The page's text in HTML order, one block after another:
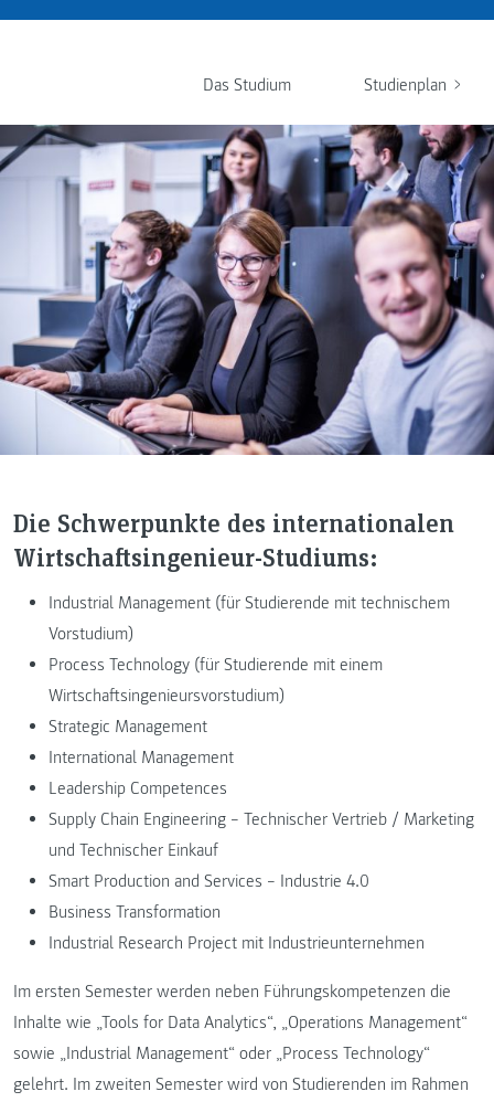
Das Studium Studienplan
Die Schwerpunkte des internationalen
Wirtschaftsingenieur-Studiums:
Industrial Management (für Studierende mit technischem
Vorstudium)
Process Technology (für Studierende mit einem
Wirtschaftsingenieursvorstudium)
Strategic Management
International Management
Leadership Competences
Supply Chain Engineering – Technischer Vertrieb / Marketing
und Technischer Einkauf
Smart Production and Services – Industrie 4.0
Business Transformation
Industrial Research Project mit Industrieunternehmen
Im ersten Semester werden neben Führungskompetenzen die
Inhalte wie „Tools for Data Analytics“, „Operations Management“
sowie „Industrial Management“ oder „Process Technology“
gelehrt. Im zweiten Semester wird von Studierenden im Rahmen